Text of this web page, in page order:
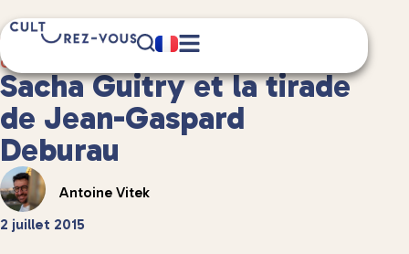
Culture
1 minute(s) de lecture
Sacha Guitry et la tirade
de Jean-Gaspard
Deburau
Antoine Vitek
2 juillet 2015